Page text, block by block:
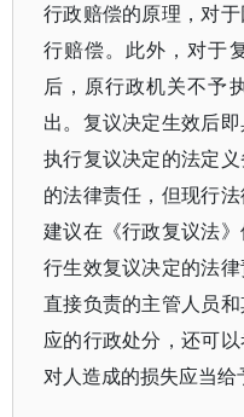
行政赔偿的原理，对
行赔偿。此外，对于
后，原行政机关不予
出。复议决定生效后
执行复议决定的法定
的法律责任，但现行法
建议在《行政复议法
行生效复议决定的法
直接负责的主管人员
应的行政处分，还可
对人造成的损失应当给